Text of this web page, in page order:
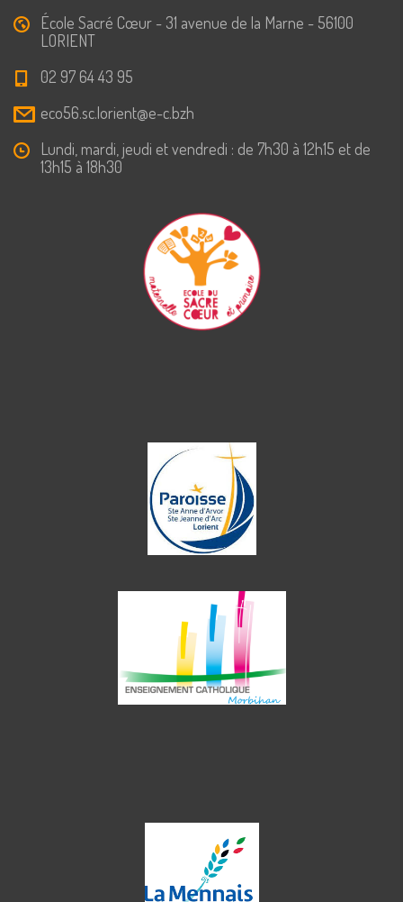
École Sacré Cœur - 31 avenue de la Marne - 56100
LORIENT
02 97 64 43 95
eco56.sc.lorient@e-c.bzh
Lundi, mardi, jeudi et vendredi : de 7h30 à 12h15 et de
13h15 à 18h30